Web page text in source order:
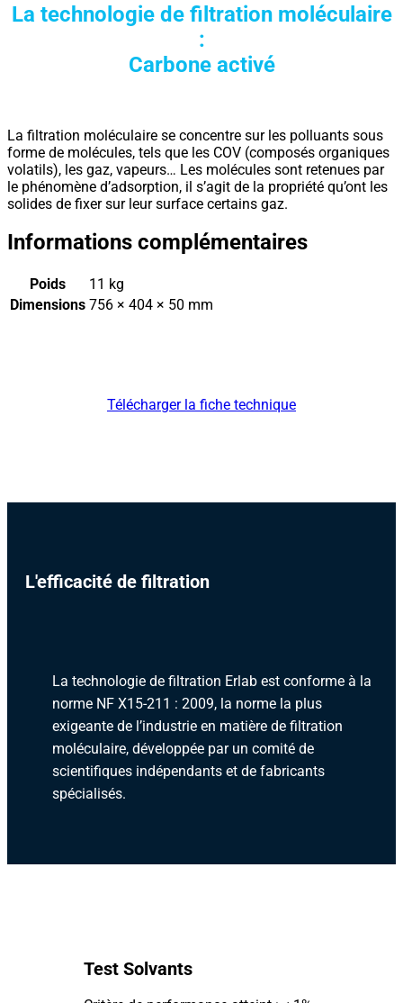
La technologie de filtration moléculaire
:
Carbone activé
La filtration moléculaire se concentre sur les polluants sous
forme de molécules, tels que les COV (composés organiques
volatils), les gaz, vapeurs… Les molécules sont retenues par
le phénomène d’adsorption, il s’agit de la propriété qu’ont les
solides de fixer sur leur surface certains gaz.
Informations complémentaires
Poids
11 kg
Dimensions 756 × 404 × 50 mm
Télécharger la fiche technique
L'efficacité de filtration
La technologie de filtration Erlab est conforme à la
norme NF X15-211 : 2009, la norme la plus
exigeante de l’industrie en matière de filtration
moléculaire, développée par un comité de
scientifiques indépendants et de fabricants
spécialisés.
Test Solvants